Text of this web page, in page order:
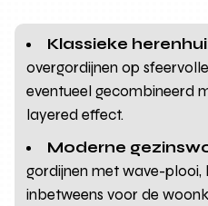
Klassieke
overgordijnen op
eventueel gecombineerd
layered effect.
Moderne
gordijnen met wave-
inbetweens voor de